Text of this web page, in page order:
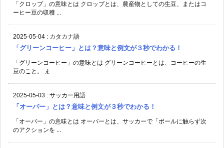
「クロップ」の意味とは クロップとは、農産物としての生豆、またはコ
ーヒー豆の収穫 ...
2025-05-04 : カタカナ語
「グリーンコーヒー」とは？意味と例文が３秒でわかる！
「グリーンコーヒー」の意味とは グリーンコーヒーとは、コーヒーの生
豆のこと。 ま ...
2025-05-03 : サッカー用語
「オーバー」とは？意味と例文が３秒でわかる！
「オーバー」の意味とは オーバーとは、サッカーで「ボールに触らず次
のアクションを ...